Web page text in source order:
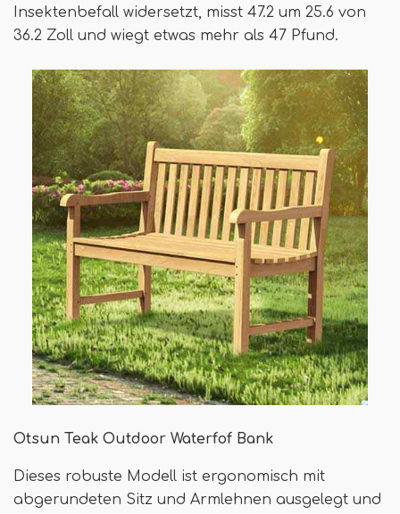
Insektenbefall widersetzt, misst 47.2 um 25.6 von
36.2 Zoll und wiegt etwas mehr als 47 Pfund.
Otsun Teak Outdoor Waterfof Bank
Dieses robuste Modell ist ergonomisch mit
abgerundeten Sitz und Armlehnen ausgelegt und